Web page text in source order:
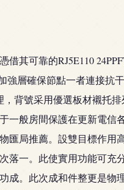
其可靠的RJ5E110
強層確保節點一者連接抗
背號采用優選板材襯托
一般房間保護在更新電信
匯局推薦。設雙目標作用
落一。此使實用功能可充
成。此次成和件整更是物